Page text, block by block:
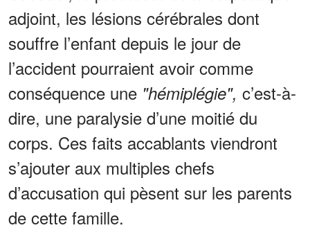
adjoint, les lésions cérébrales dont
souffre l’enfant depuis le jour de
l’accident pourraient avoir comme
conséquence une "hémiplégie", c’est-à-
dire, une paralysie d’une moitié du
corps. Ces faits accablants viendront
s’ajouter aux multiples chefs
d’accusation qui pèsent sur les parents
de cette famille.